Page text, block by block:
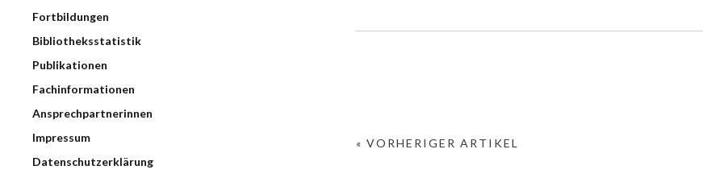
Fortbildungen
Bibliotheksstatistik
Publikationen
Fachinformationen
Ansprechpartnerinnen
Impressum
Datenschutzerklärung
« VORHERIGER ARTIKEL